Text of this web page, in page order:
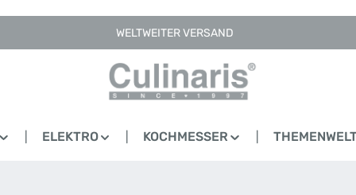
WELTWEITER VERSAND
ELEKTRO KOCHMESSER